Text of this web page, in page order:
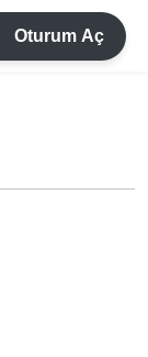
Oturum Aç